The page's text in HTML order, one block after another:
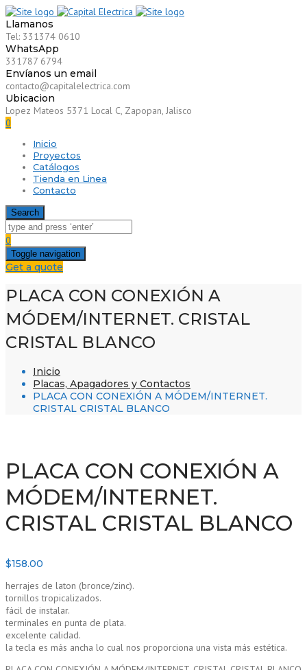
Llamanos
Tel: 331374 0610
WhatsApp
331787 6794
Envíanos un email
contacto@capitalelectrica.com
Ubicacion
Lopez Mateos 5371 Local C, Zapopan, Jalisco
0
Inicio
Proyectos
Catálogos
Tienda en Linea
Contacto
Search
0
Toggle navigation
Get a quote
PLACA CON CONEXIÓN A
MÓDEM/INTERNET. CRISTAL
CRISTAL BLANCO
Inicio
Placas, Apagadores y Contactos
PLACA CON CONEXIÓN A MÓDEM/INTERNET.
CRISTAL CRISTAL BLANCO
PLACA CON CONEXIÓN A
MÓDEM/INTERNET.
CRISTAL CRISTAL BLANCO
$158.00
herrajes de laton (bronce/zinc).
tornillos tropicalizados.
fácil de instalar.
terminales en punta de plata.
excelente calidad.
la tecla es más ancha lo cual nos proporciona una vista más estética.